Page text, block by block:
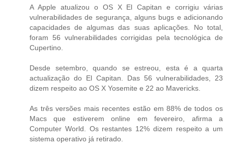
A Apple atualizou o OS X El Capitan e corrigiu várias
vulnerabilidades de segurança, alguns bugs e adicionando
capacidades de algumas das suas aplicações. No total,
foram 56 vulnerabilidades corrigidas pela tecnológica de
Cupertino.
Desde setembro, quando se estreou, esta é a quarta
actualização do El Capitan. Das 56 vulnerabilidades, 23
dizem respeito ao OS X Yosemite e 22 ao Mavericks.
As três versões mais recentes estão em 88% de todos os
Macs que estiverem online em fevereiro, afirma a
Computer World. Os restantes 12% dizem respeito a um
sistema operativo já retirado.